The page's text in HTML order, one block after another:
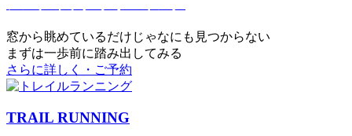
窓から眺めているだけじゃなにも見つからない
まずは一歩前に踏み出してみる
さらに詳しく・ご予約
TRAIL RUNNING